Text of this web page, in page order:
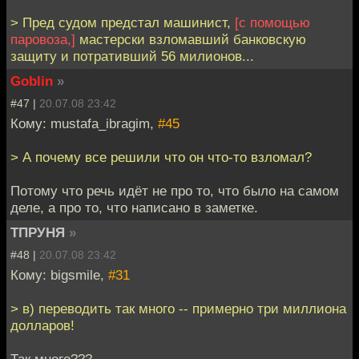
> Пред судом предстал машинист, [с помощью
паровоза,] мастерски взломавший банковскую
защиту и потративший 56 милионов...
Goblin »
#47 | 20.07.08 23:42
Кому: mustafa_ibragim, #45
> А почему все решили что он что-то взломал?
Потому что речь идёт не про то, что было на самом
деле, а про то, что написано в заметке.
ТПРУНЯ »
#48 | 20.07.08 23:42
Кому: bigsmile, #31
> в) переводить так много -- примерно три миллиона
долларов!